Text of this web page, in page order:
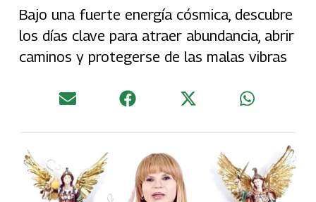
Bajo una fuerte energía cósmica, descubre
los días clave para atraer abundancia, abrir
caminos y protegerse de las malas vibras